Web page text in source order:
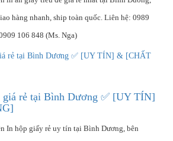
hàng nhanh, ship toàn quốc. Liên hệ: 0989
106 848 (Ms. Nga)
giá rẻ tại Bình Dương ✅ [UY TÍN]
In hộp giấy rẻ uy tín tại Bình Dương, bên